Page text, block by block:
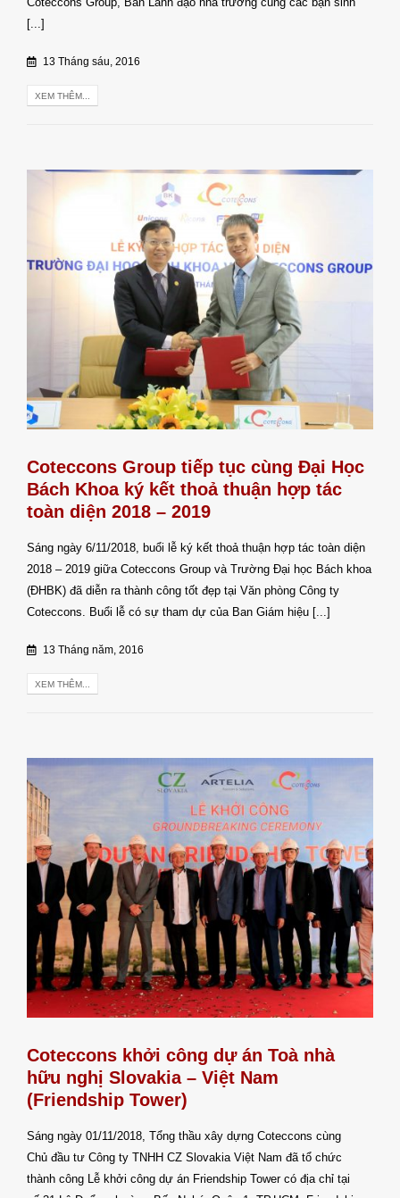
[...]
13 Tháng sáu, 2016
XEM THÊM...
Coteccons Group tiếp tục cùng Đại Học
Bách Khoa ký kết thoả thuận hợp tác
toàn diện 2018 – 2019
Sáng ngày 6/11/2018, buổi lễ ký kết thoả thuận hợp tác toàn diện
2018 – 2019 giữa Coteccons Group và Trường Đại học Bách khoa
(ĐHBK) đã diễn ra thành công tốt đẹp tại Văn phòng Công ty
Coteccons. Buổi lễ có sự tham dự của Ban Giám hiệu [...]
13 Tháng năm, 2016
XEM THÊM...
Coteccons khởi công dự án Toà nhà
hữu nghị Slovakia – Việt Nam
(Friendship Tower)
Sáng ngày 01/11/2018, Tổng thầu xây dựng Coteccons cùng
Chủ đầu tư Công ty TNHH CZ Slovakia Việt Nam đã tổ chức
thành công Lễ khởi công dự án Friendship Tower có địa chỉ tại